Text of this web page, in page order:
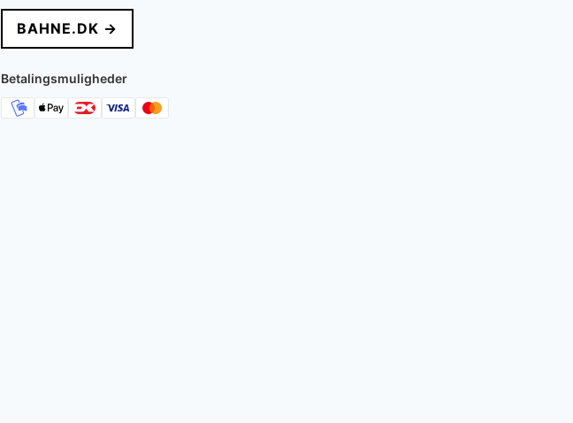
BAHNE.DK →
Betalingsmuligheder